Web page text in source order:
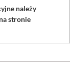
należy
stronie